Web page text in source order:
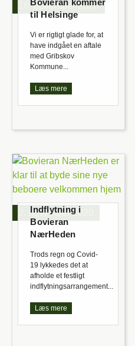
16. november 2020
til Helsinge
Vi er rigtigt glade for, at
have indgået en aftale
med Gribskov
Kommune...
Læs mere
2. november 2020
Indflytning i
Bovieran
NærHeden
Trods regn og Covid-
19 lykkedes det at
afholde et festligt
indflytningsarrangement...
Læs mere